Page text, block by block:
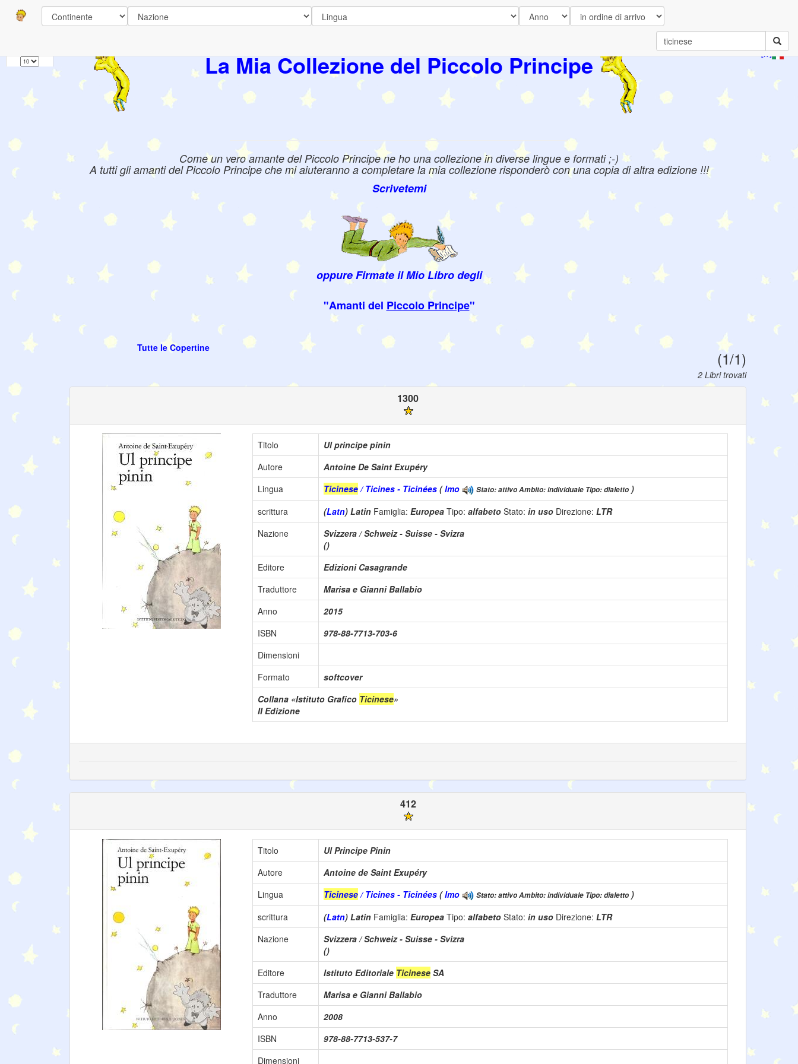
La Mia Collezione del Piccolo Principe
Come un vero amante del Piccolo Principe ne ho una collezione in diverse lingue e formati ;-)
A tutti gli amanti del Piccolo Principe che mi aiuteranno a completare la mia collezione risponderò con una copia di altra edizione !!!
Scrivetemi
oppure Firmate il Mio Libro degli
"Amanti del Piccolo Principe"
Tutte le Copertine
(1/1)
2 Libri trovati
Pagine
1300
Titolo
Ul principe pinin
Autore
Antoine De Saint Exupéry
Lingua
Ticinese/ Ticines - Ticinées (lmo Stato: attivo Ambito: individuale Tipo: dialetto )
scrittura
(Latn) Latin Famiglia: Europea Tipo: alfabeto Stato: in uso Direzione: LTR
Nazione
Svizzera / Schweiz - Suisse - Svizra
()
Editore
Edizioni Casagrande
Traduttore
Marisa e Gianni Ballabio
Anno
2015
ISBN
978-88-7713-703-6
Dimensioni
Formato
softcover
Collana «Istituto Grafico Ticinese»
II Edizione
412
Titolo
Ul Principe Pinin
Autore
Antoine de Saint Exupéry
Lingua
Ticinese/ Ticines - Ticinées (lmo Stato: attivo Ambito: individuale Tipo: dialetto )
scrittura
(Latn) Latin Famiglia: Europea Tipo: alfabeto Stato: in uso Direzione: LTR
Nazione
Svizzera / Schweiz - Suisse - Svizra
()
Editore
Istituto Editoriale Ticinese SA
Traduttore
Marisa e Gianni Ballabio
Anno
2008
ISBN
978-88-7713-537-7
Dimensioni